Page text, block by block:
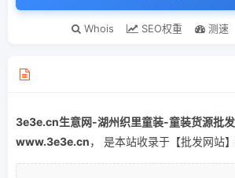
Whois SEO权重 测速
3e3e.cn生意网-湖州织里童装-童装货源批发
www.3e3e.cn， 是本站收录于【批发网站